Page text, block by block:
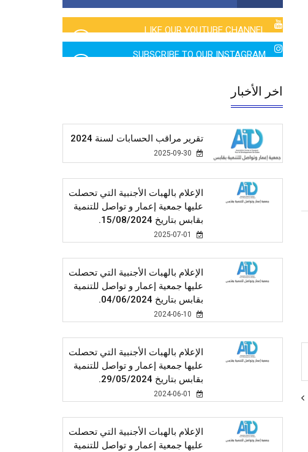
LIKE OUR YOUTUBE CHANNEL
2760 LIKES
SUBSCRIBE TO OUR INSTAGRAM
اخر الأخبار
تقرير مراقب الحسابات لسنة 2024
الإعلام بالهبات الأجنبية التي تحصلت
عليها جمعية إعمار و تواصل للتنمية
بقابس بتاريخ 15/08/2024.
الإعلام بالهبات الأجنبية التي تحصلت
عليها جمعية إعمار و تواصل للتنمية
بقابس بتاريخ 04/06/2024.
الإعلام بالهبات الأجنبية التي تحصلت
عليها جمعية إعمار و تواصل للتنمية
بقابس بتاريخ 29/05/2024.
الإعلام بالهبات الأجنبية التي تحصلت
عليها جمعية إعمار و تواصل للتنمية